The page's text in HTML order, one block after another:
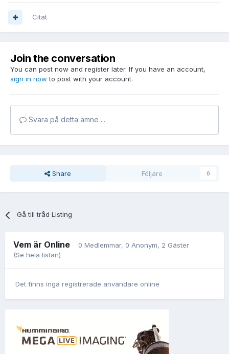
Citat
Join the conversation
You can post now and register later. If you have an account,
sign in now to post with your account.
Svara på detta ämne ...
Share Följare 0
Gå till tråd Listing
Vem är Online 0 Medlemmar, 0 Anonym, 2 Gäster
(Se hela listan)
Det finns inga registrerade användare online